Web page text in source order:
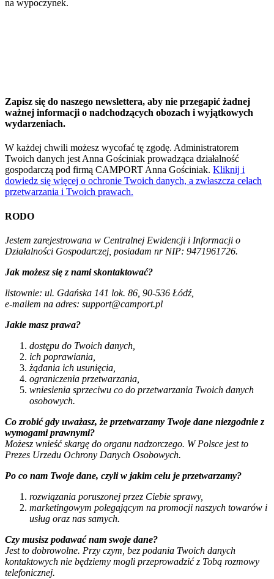
na wypoczynek.
Zapisz się do naszego newslettera, aby nie przegapić żadnej
ważnej informacji o nadchodzących obozach i wyjątkowych
wydarzeniach.
W każdej chwili możesz wycofać tę zgodę. Administratorem
Twoich danych jest Anna Gościniak prowadząca działalność
gospodarczą pod firmą CAMPORT Anna Gościniak. Kliknij i
dowiedz się więcej o ochronie Twoich danych, a zwłaszcza celach
przetwarzania i Twoich prawach.
RODO
Jestem zarejestrowana w Centralnej Ewidencji i Informacji o
Działalności Gospodarczej, posiadam nr NIP: 9471961726.
Jak możesz się z nami skontaktować?
listownie: ul. Gdańska 141 lok. 86, 90-536 Łódź,
e-mailem na adres: support@camport.pl
Jakie masz prawa?
dostępu do Twoich danych,
ich poprawiania,
żądania ich usunięcia,
ograniczenia przetwarzania,
wniesienia sprzeciwu co do przetwarzania Twoich danych
osobowych.
Co zrobić gdy uważasz, że przetwarzamy Twoje dane niezgodnie z
wymogami prawnymi?
Możesz wnieść skargę do organu nadzorczego. W Polsce jest to
Prezes Urzedu Ochrony Danych Osobowych.
Po co nam Twoje dane, czyli w jakim celu je przetwarzamy?
rozwiązania poruszonej przez Ciebie sprawy,
marketingowym polegającym na promocji naszych towarów i
usług oraz nas samych.
Czy musisz podawać nam swoje dane?
Jest to dobrowolne. Przy czym, bez podania Twoich danych
kontaktowych nie będziemy mogli przeprowadzić z Tobą rozmowy
telefonicznej.